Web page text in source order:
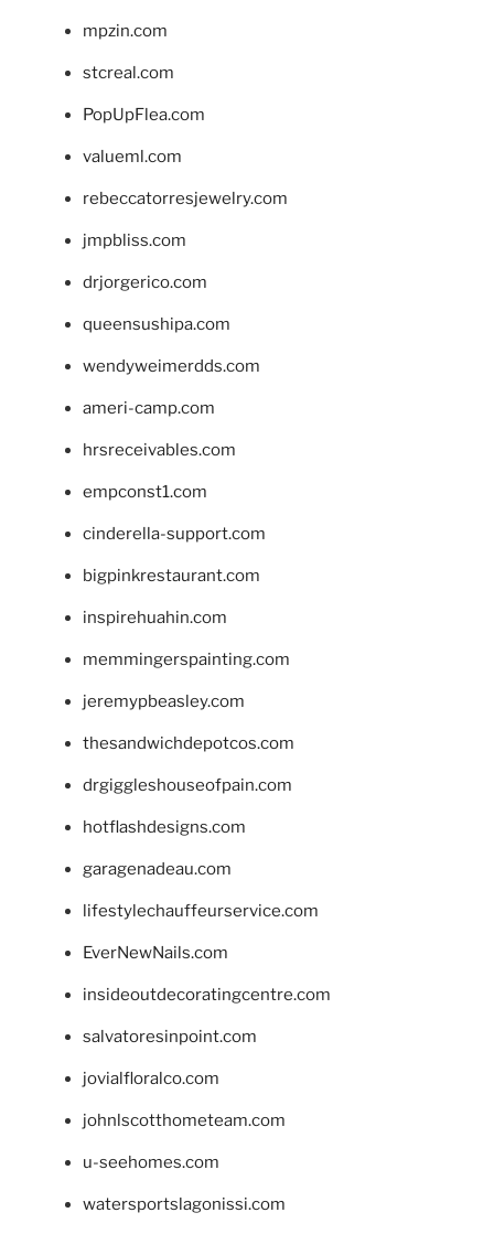
mpzin.com
stcreal.com
PopUpFlea.com
valueml.com
rebeccatorresjewelry.com
jmpbliss.com
drjorgerico.com
queensushipa.com
wendyweimerdds.com
ameri-camp.com
hrsreceivables.com
empconst1.com
cinderella-support.com
bigpinkrestaurant.com
inspirehuahin.com
memmingerspainting.com
jeremypbeasley.com
thesandwichdepotcos.com
drgiggleshouseofpain.com
hotflashdesigns.com
garagenadeau.com
lifestylechauffeurservice.com
EverNewNails.com
insideoutdecoratingcentre.com
salvatoresinpoint.com
jovialfloralco.com
johnlscotthometeam.com
u-seehomes.com
watersportslagonissi.com